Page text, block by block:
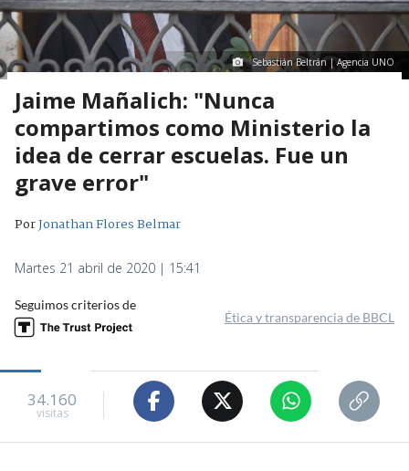
Sebastián Beltrán | Agencia UNO
Jaime Mañalich: "Nunca
compartimos como Ministerio la
idea de cerrar escuelas. Fue un
grave error"
PorJonathan Flores Belmar
Martes 21 abril de 2020 | 15:41
Seguimos criterios de
Ética y transparencia de BBCL
34.160
visitas